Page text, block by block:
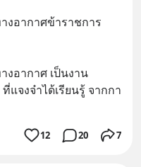
งอากาศข้าราชการ
อากาศ เป็นงาน
แจงจ๋าได้เรียนรู้ จากกา
12 20 7